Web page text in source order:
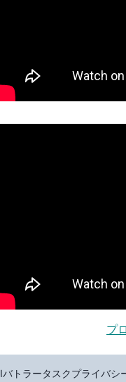
プ
バトラータスクプライバシ